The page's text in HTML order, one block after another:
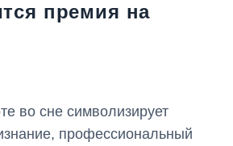
премия на
во сне символизирует
профессиональный